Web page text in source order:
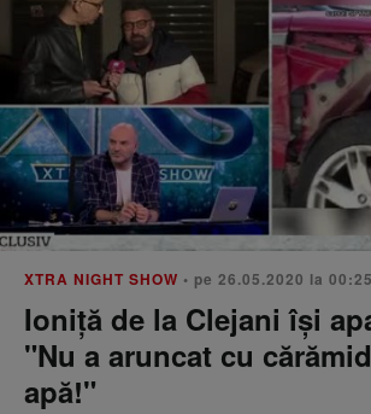
XTRA NIGHT SHOW • pe 26.05.2020 la 00:25
Ioniță de la Clejani își
"Nu a aruncat cu
apă!"